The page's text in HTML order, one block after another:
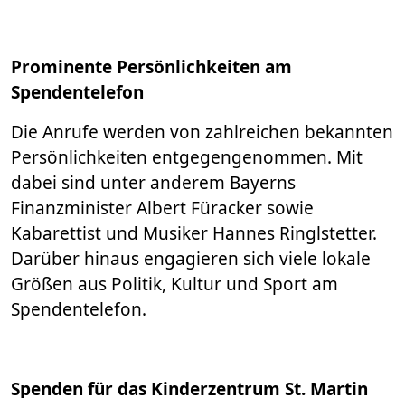
Prominente Persönlichkeiten am
Spendentelefon
Die Anrufe werden von zahlreichen bekannten
Persönlichkeiten entgegengenommen. Mit
dabei sind unter anderem Bayerns
Finanzminister Albert Füracker sowie
Kabarettist und Musiker Hannes Ringlstetter.
Darüber hinaus engagieren sich viele lokale
Größen aus Politik, Kultur und Sport am
Spendentelefon.
Spenden für das Kinderzentrum St. Martin